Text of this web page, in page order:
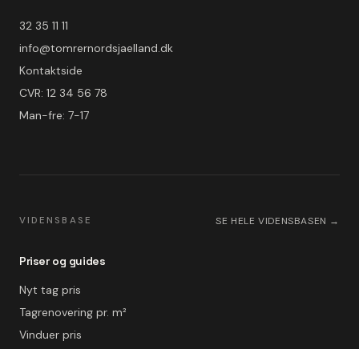
32 35 11 11
info@tomrernordsjaelland.dk
Kontaktside
CVR: 12 34 56 78
Man-fre: 7-17
VIDENSBASE SE HELE VIDENSBASEN →
Priser og guides
Nyt tag pris
Tagrenovering pr. m²
Vinduer pris